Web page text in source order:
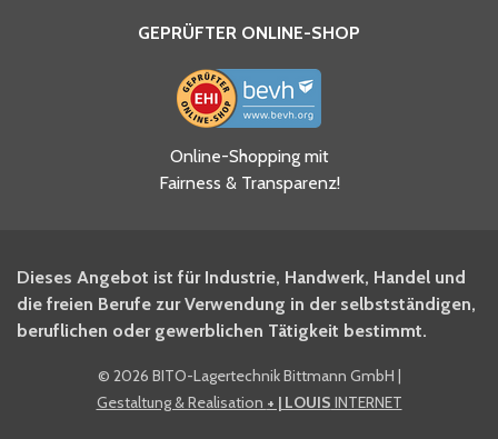
Ja, ich habe die
Datenschutzhinweise gelesen
und akzeptiere diese.
BITO Newsletter Fachwissen
Intralogistiker anmelden.
Ja, ich möchte mich für den
BITO Shop-Newsletter
GEPRÜFTER ONLINE-SHOP
Online-Shopping mit
Fairness & Transparenz!
Dieses Angebot ist für Industrie, Handwerk, Handel und
die freien Berufe zur Verwendung in der selbstständigen,
beruflichen oder gewerblichen Tätigkeit bestimmt.
© 2026 BITO-Lagertechnik Bittmann GmbH |
Gestaltung & Realisation + | LOUIS INTERNET